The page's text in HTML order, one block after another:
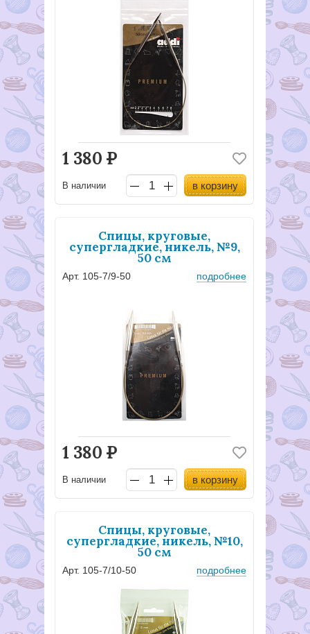
1 380 Р
В наличии в корзину
Спицы, круговые,
супергладкие, никель, №9,
50 см
Арт. 105-7/9-50 подробнее
1 380 Р
В наличии в корзину
Спицы, круговые,
супергладкие, никель, №10,
50 см
Арт. 105-7/10-50 подробнее